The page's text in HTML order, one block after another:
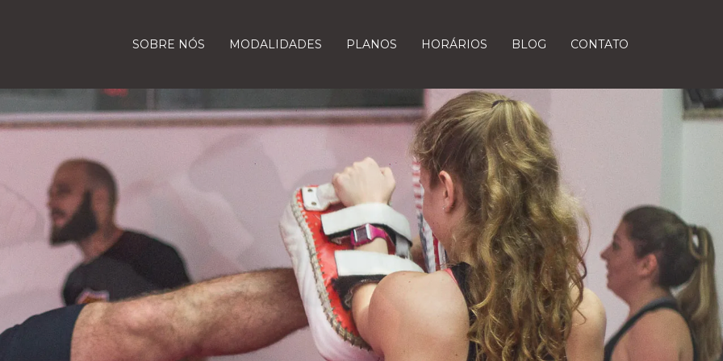
SOBRE NÓS MODALIDADES PLANOS HORÁRIOS BLOG CONTATO